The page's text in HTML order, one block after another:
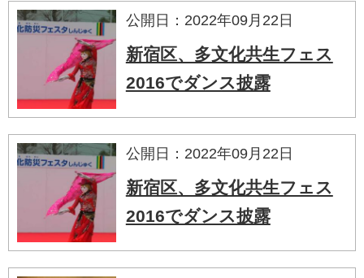
公開日：2022年09月22日
新宿区、多文化共生フェス
2016でダンス披露
公開日：2022年09月22日
新宿区、多文化共生フェス
2016でダンス披露